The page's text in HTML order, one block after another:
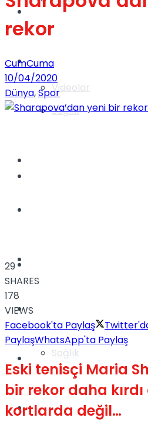
Videolar
Sağlık
Gündem
Yaşam
Sağlık
Türkiye
Müzik
Sinema
rekor
CumCuma
10/04/2020
Dünya,Spor
29
SHARES
178
VIEWS
Facebook'ta Paylaş
PaylaşWhatsApp'ta Paylaş
Eski tenisçi Maria
bir rekor daha
kortlarda değil…